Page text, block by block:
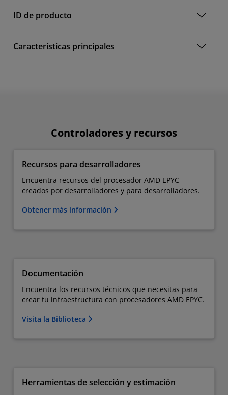
ID de producto
Características principales
Controladores y recursos
Recursos para desarrolladores
Encuentra recursos del procesador AMD EPYC
creados por desarrolladores y para desarrolladores.
Obtener más información
Documentación
Encuentra los recursos técnicos que necesitas para
crear tu infraestructura con procesadores AMD EPYC.
Visita la Biblioteca
Herramientas de selección y estimación